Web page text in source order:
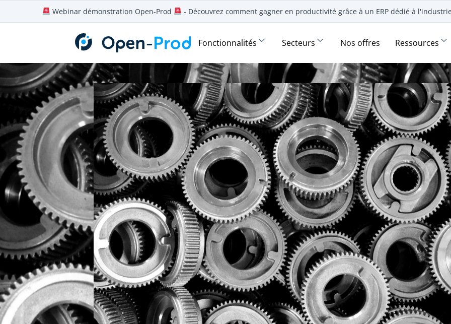
Webinar démonstration Open-Prod - Découvrez comment gagner en productivité grâce à un ERP dédié à
Fonctionnalités Secteurs Nos offres Ressources